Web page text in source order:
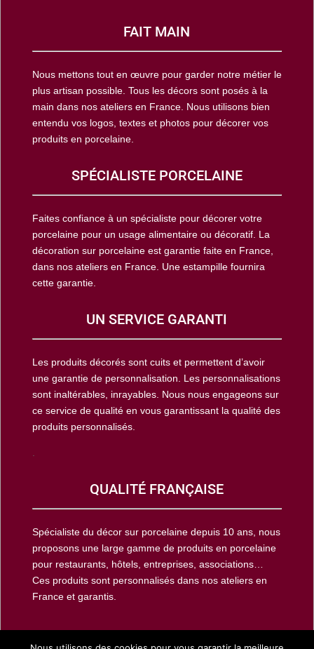
FAIT MAIN
Nous mettons tout en œuvre pour garder notre métier le
plus artisan possible. Tous les décors sont posés à la
main dans nos ateliers en France. Nous utilisons bien
entendu vos logos, textes et photos pour décorer vos
produits en porcelaine.
SPÉCIALISTE PORCELAINE
Faites confiance à un spécialiste pour décorer votre
porcelaine pour un usage alimentaire ou décoratif. La
décoration sur porcelaine est garantie faite en France,
dans nos ateliers en France. Une estampille fournira
cette garantie.
UN SERVICE GARANTI
Les produits décorés sont cuits et permettent d’avoir
une garantie de personnalisation. Les personnalisations
sont inaltérables, inrayables. Nous nous engageons sur
ce service de qualité en vous garantissant la qualité des
produits personnalisés.
QUALITÉ FRANÇAISE
Spécialiste du décor sur porcelaine depuis 10 ans, nous
proposons une large gamme de produits en porcelaine
pour restaurants, hôtels, entreprises, associations…
Ces produits sont personnalisés dans nos ateliers en
France et garantis.